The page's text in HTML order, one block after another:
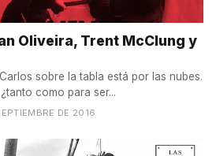
Oliveira, Trent McClung y
sobre la tabla está por las nubes.
como para ser...
DE 2016